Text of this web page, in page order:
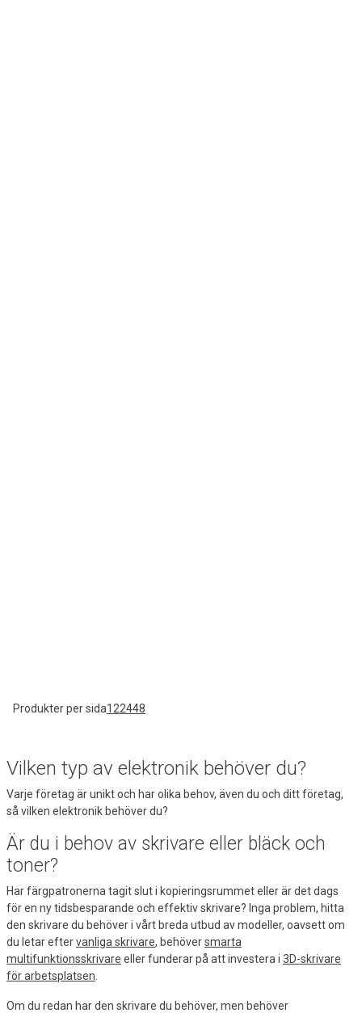
Produkter per sida122448
Vilken typ av elektronik behöver du?
Varje företag är unikt och har olika behov, även du och ditt företag,
så vilken elektronik behöver du?
Är du i behov av skrivare eller bläck och
toner?
Har färgpatronerna tagit slut i kopieringsrummet eller är det dags
för en ny tidsbesparande och effektiv skrivare? Inga problem, hitta
den skrivare du behöver i vårt breda utbud av modeller, oavsett om
du letar eftervanliga skrivare, behöversmarta
multifunktionsskrivare eller funderar på att investera i 3D-skrivare
för arbetsplatsen
Om du redan har den skrivare du behöver, men behöver